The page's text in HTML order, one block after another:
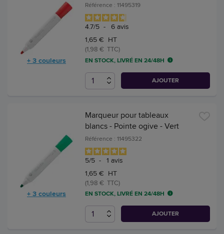
+ 3 couleurs
Référence : 11495319
4.7/5 - 6 avis
1,65 € HT
(1,98 € TTC)
EN STOCK, LIVRÉ EN 24/48H
AJOUTER
+ 3 couleurs
Marqueur pour tableaux
blancs - Pointe ogive - Vert
Référence : 11495322
5/5 - 1 avis
1,65 € HT
(1,98 € TTC)
EN STOCK, LIVRÉ EN 24/48H
AJOUTER